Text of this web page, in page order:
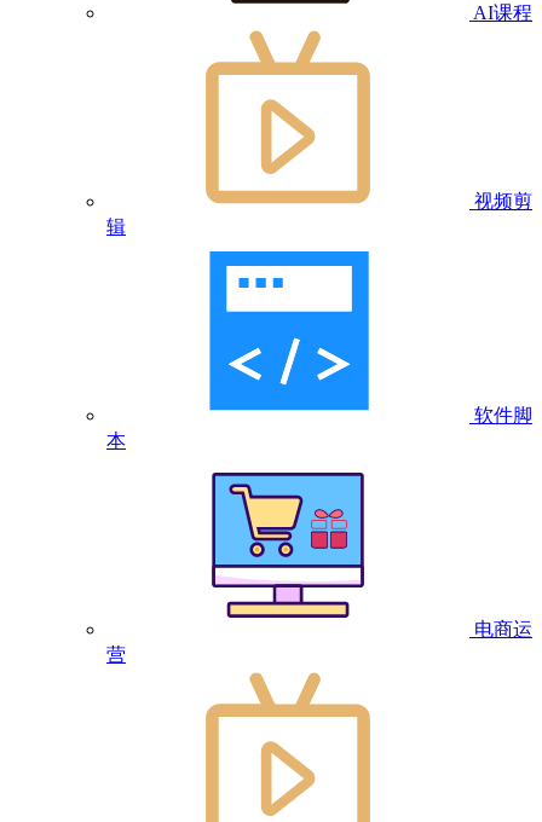
AI课程
视频剪
辑
软件脚
本
电商运
营